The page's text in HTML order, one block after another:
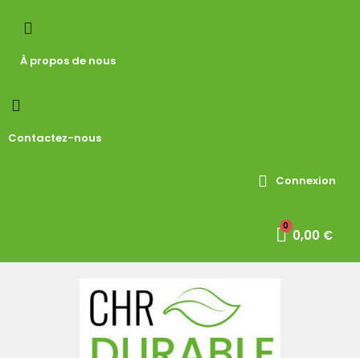
À propos de nous
Contactez-nous
Connexion
0,00 €